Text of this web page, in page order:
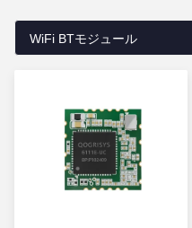
WiFi BTモジュール